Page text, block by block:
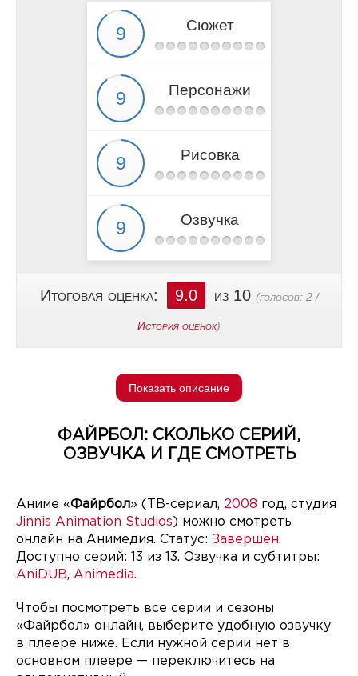
Сюжет
Персонажи
Рисовка
Озвучка
Итоговая оценка: 9.0 из 10 (голосов: 2/
История оценок)
Показать описание
ФАЙРБОЛ: СКОЛЬКО СЕРИЙ,
ОЗВУЧКА И ГДЕ СМОТРЕТЬ
Аниме «Файрбол» (ТВ-сериал, 2008 год, студия
Jinnis Animation Studios ) можно смотреть
онлайн на Анимедия. Статус: Завершён.
Доступно серий: 13 из 13. Озвучка и субтитры:
AniDUB, Animedia.
Чтобы посмотреть все серии и сезоны
«Файрбол» онлайн, выберите удобную озвучку
в плеере ниже. Если нужной серии нет в
основном плеере — переключитесь на